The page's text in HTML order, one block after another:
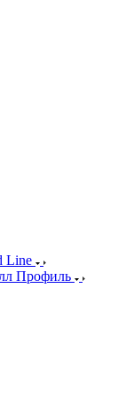
Line
Профиль